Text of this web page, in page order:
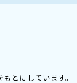
とにしています。